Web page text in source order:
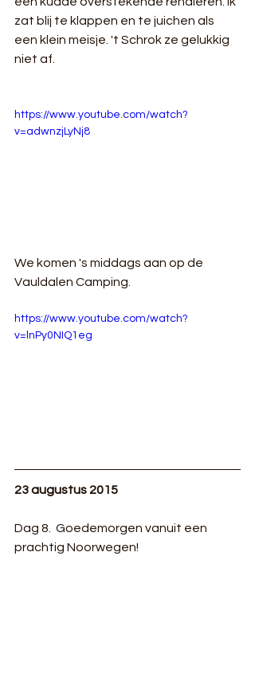
zat blij te klappen en te juichen als
een klein meisje. 't Schrok ze gelukkig
niet af.
https://www.youtube.com/watch?
v=adwnzjLyNj8
We komen 's middags aan op de
Vauldalen Camping.
https://www.youtube.com/watch?
v=lnPy0NIQ1eg
23 augustus 2015
Dag 8.  Goedemorgen vanuit een
prachtig Noorwegen!